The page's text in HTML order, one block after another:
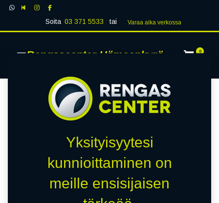
Soita 03 371 5533 tai Varaa aika verk​​​​ossa
Rengascenter Hämeenkyrö 0
Yksityisyytesi
kunnioittaminen on
meille ensisijaisen